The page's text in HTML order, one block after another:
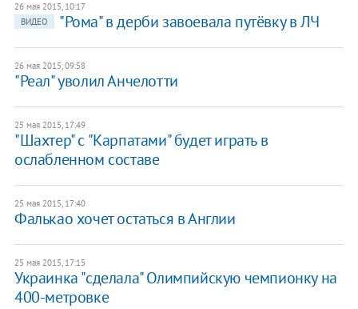
26 мая 2015, 10:17
ВИДЕО
"Рома" в дерби завоевала путёвку в ЛЧ
26 мая 2015, 09:58
"Реал" уволил Анчелотти
25 мая 2015, 17:49
"Шахтер" с "Карпатами" будет играть в
ослабленном составе
25 мая 2015, 17:40
Фалькао хочет остаться в Англии
25 мая 2015, 17:15
Украинка "сделала" Олимпийскую чемпионку на
400-метровке